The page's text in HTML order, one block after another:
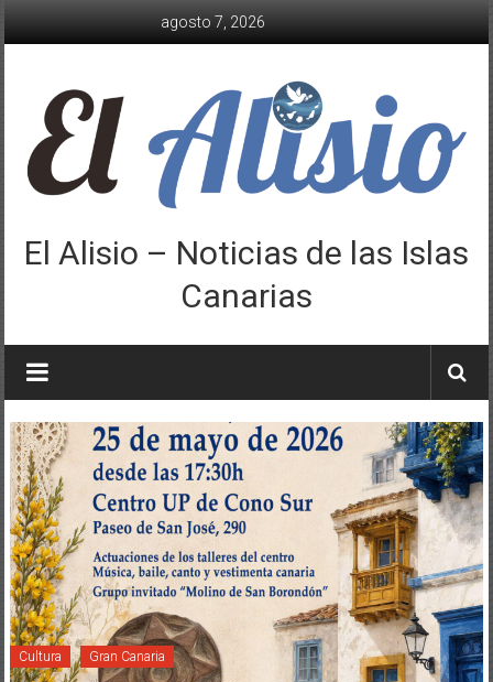
agosto 7, 2026
El Alisio – Noticias de las Islas
Canarias
Cultura Gran Canaria